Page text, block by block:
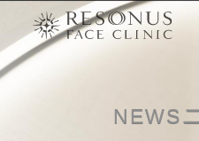
クリニック
NEWS